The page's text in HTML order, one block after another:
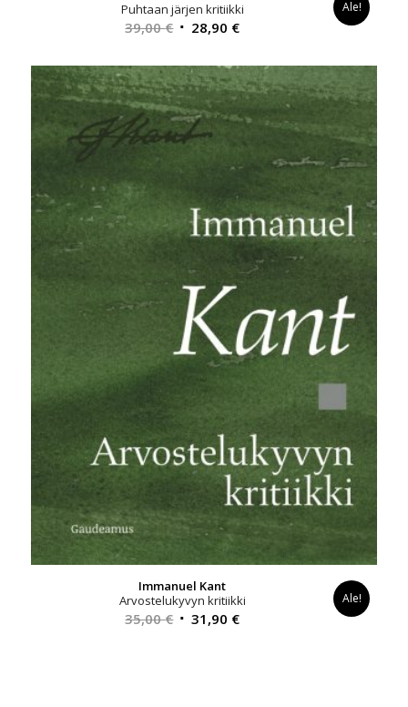
Puhtaan järjen kritiikki
39,00€ Alkuperäinen
oli:
39,00 €.
28,90 €Nykyinen
on:
28,90 €.
Ale!
Immanuel Kant
Arvostelukyvyn kritiikki
35,00€ Alkuperäinen
31,90 €Nykyinen
Ale!